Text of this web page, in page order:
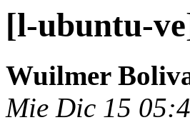
[l-ubuntu-
Wuilmer
Mie Dic 15